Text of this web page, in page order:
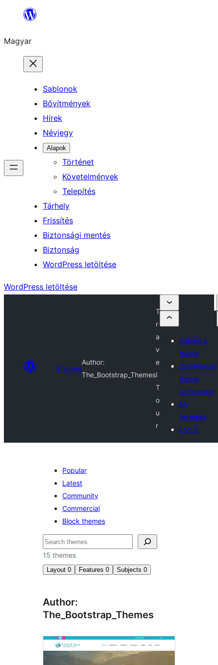
Ugrás
tartalomhoz
Magyar
Sablonok
Bővítmények
Hírek
Névjegy
Alapok
Történet
Követelmények
Telepítés
Tárhely
Frissítés
Biztonsági mentés
Biztonság
WordPress letöltése
WordPress letöltése
Themes
Author:
The_Bootstrap_Themes
T
r
a
v
e
l
T
o
u
r
Submit a
theme
Commercial
theme
companies
My
favorites
Log in
Popular
Latest
Community
Commercial
Block themes
Keresés
15 themes
Layout 0 Features 0 Subjects 0
Author:
The_Bootstrap_Themes